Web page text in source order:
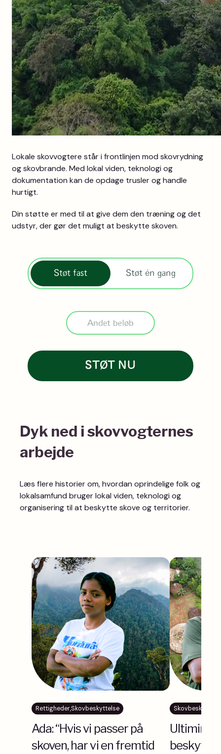
Lokale skovvogtere står i frontlinjen mod skovrydning
og skovbrande. Med lokal viden, teknologi og
dokumentation kan de opdage trusler og handle
hurtigt.
Din støtte er med til at give dem den træning og det
udstyr, der gør det muligt at beskytte skoven.
Støt fast Støt én gang
Dyk ned i skovvogternes
arbejde
Læs flere historier om, hvordan oprindelige folk og
lokalsamfund bruger lokal viden, teknologi og
organisering til at beskytte skove og territorier.
Rettigheder,Skovbeskyttelse
Ada: “Hvis vi passer på
skoven, har vi en fremtid
Ultiminio: